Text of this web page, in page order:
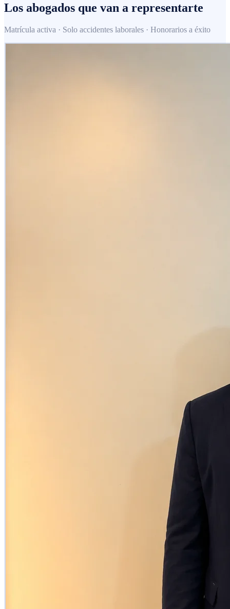
Los abogados que van a representarte
Matrícula activa · Solo accidentes laborales · Honorarios a éxito